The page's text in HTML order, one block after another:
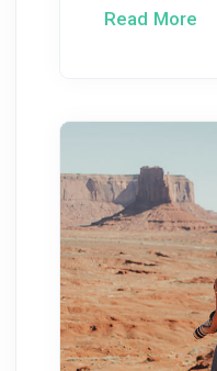
Read More